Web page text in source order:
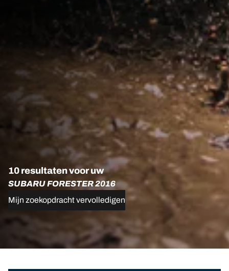
10 resultaten voor uw
SUBARU FORESTER 2016
Mijn zoekopdracht vervolledigen